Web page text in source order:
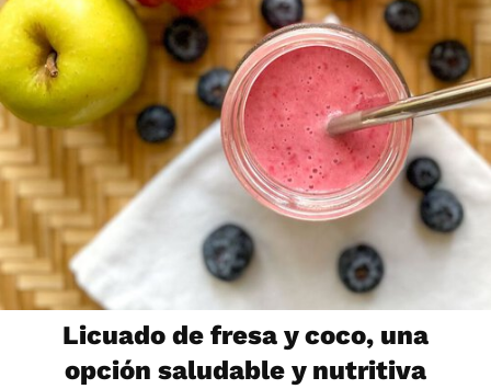
Licuado de fresa y coco, una
opción saludable y nutritiva